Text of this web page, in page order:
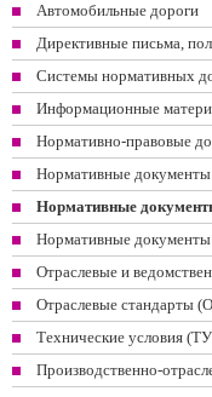
Автомобильные дороги
Директивные письма,
Системы нормативных
Информационные
Нормативно-правовые
Нормативные
Нормативные
Нормативные документы
Отраслевые и
Отраслевые стандарты
Технические условия
Производственно-